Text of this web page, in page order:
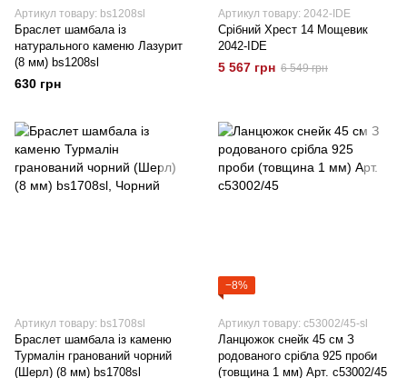
Артикул товару: bs1208sl
Браслет шамбала із
натурального каменю Лазурит
(8 мм) bs1208sl
630 грн
Артикул товару: 2042-IDE
Срібний Хрест 14 Мощевик
2042-IDE
5 567 грн 6 549 грн
Артикул товару: bs1708sl
Браслет шамбала із каменю
Турмалін гранований чорний
(Шерл) (8 мм) bs1708sl
−8%
Артикул товару: с53002/45-sl
Ланцюжок снейк 45 см З
родованого срібла 925 проби
(товщина 1 мм) Арт. с53002/45